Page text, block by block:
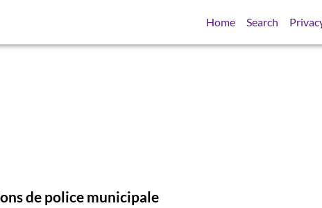
Home Search
de police municipale